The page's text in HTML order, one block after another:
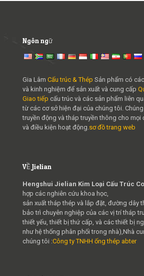
Ngôn ngữ
Gia Lâm Cấu trúc & Thép Sản phẩm có
và kinh nghiệm để sản xuất và cung cấp
Giao tiếp cấu trúc và các sản phẩm liên
từ các cơ sở hiện đại của chúng tôi.
truyền động và tháp truyền thông cho mọi
và điều kiện hoạt động.sơ đồ trang web
VỀ Jielian
Hengshui Jielian Kim Loại Cấu Trúc
hợp các nghiên cứu khoa học,
sản xuất tháp thép và lắp đặt, đường dây
bảo trì chuyên nghiệp của các vị trí tháp
thiết yếu, thiết bị thứ cấp, và các thiết bị
như hệ thống phân phối trong nhà),Nhà
chúng tôi :Công ty TNHH ống thép abter